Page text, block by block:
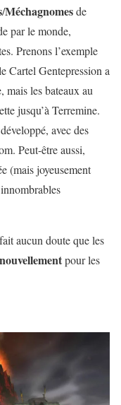
/Méchagnomesde
par le monde,
Prenons l’exemple
Cartel Gentepression a
mais les bateaux au
jusqu’à Terremine.
avec des
Peut-être aussi,
(mais joyeusement
aucun doute que les
pour les